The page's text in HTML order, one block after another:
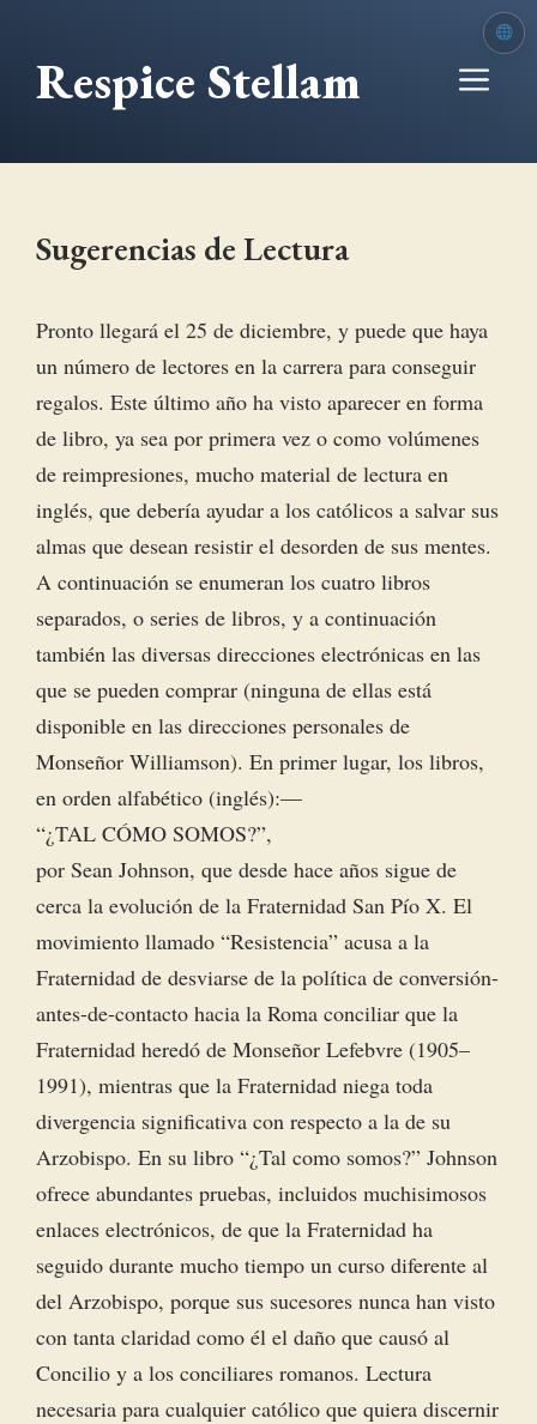
contenido
Respice Stellam
Sugerencias de Lectura
Pronto llegará el 25 de diciembre, y puede que haya
un número de lectores en la carrera para conseguir
regalos. Este último año ha visto aparecer en forma
de libro, ya sea por primera vez o como volúmenes
de reimpresiones, mucho material de lectura en
inglés, que debería ayudar a los católicos a salvar sus
almas que desean resistir el desorden de sus mentes.
A continuación se enumeran los cuatro libros
separados, o series de libros, y a continuación
también las diversas direcciones electrónicas en las
que se pueden comprar (ninguna de ellas está
disponible en las direcciones personales de
Monseñor Williamson). En primer lugar, los libros,
en orden alfabético (inglés): —
“¿TAL CÓMO SOMOS?”,
por Sean Johnson, que desde hace años sigue de
cerca la evolución de la Fraternidad San Pío X. El
movimiento llamado “Resistencia” acusa a la
Fraternidad de desviarse de la política de conversión-
antes-de-contacto hacia la Roma conciliar que la
Fraternidad heredó de Monseñor Lefebvre (1905–
1991), mientras que la Fraternidad niega toda
divergencia significativa con respecto a la de su
Arzobispo. En su libro “¿Tal como somos?” Johnson
ofrece abundantes pruebas, incluidos muchisimosos
enlaces electrónicos, de que la Fraternidad ha
seguido durante mucho tiempo un curso diferente al
del Arzobispo, porque sus sucesores nunca han visto
con tanta claridad como él el daño que causó al
Concilio y a los conciliares romanos. Lectura
necesaria para cualquier católico que quiera discernir